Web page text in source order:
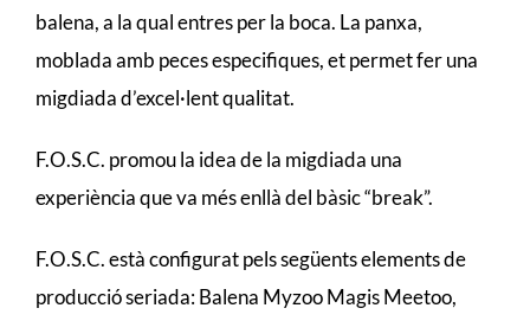
balena, a la qual entres per la boca. La panxa,
moblada amb peces especifiques, et permet fer una
migdiada d’excel·lent qualitat.
F.O.S.C. promou la idea de la migdiada una
experiència que va més enllà del bàsic “break”.
F.O.S.C. està configurat pels següents elements de
producció seriada: Balena Myzoo Magis Meetoo,